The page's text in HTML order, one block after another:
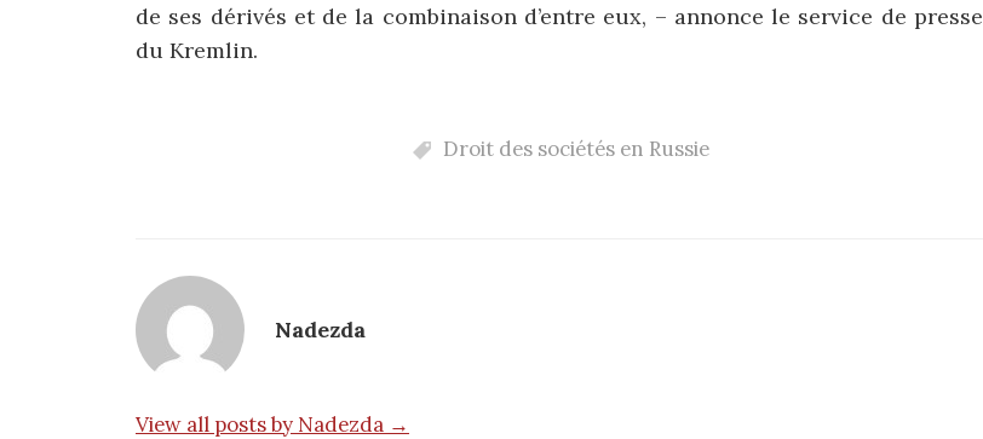
de ses dérivés et de la combinaison d’entre eux, – annonce le service de presse
du Kremlin.
Droit des sociétés en Russie
Nadezda
View all posts by Nadezda →